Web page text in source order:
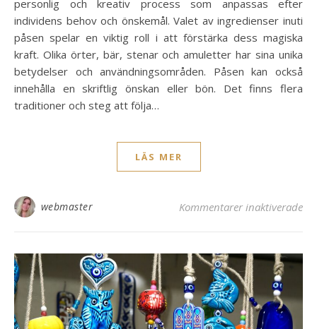
personlig och kreativ process som anpassas efter
individens behov och önskemål. Valet av ingredienser inuti
påsen spelar en viktig roll i att förstärka dess magiska
kraft. Olika örter, bär, stenar och amuletter har sina unika
betydelser och användningsområden. Påsen kan också
innehålla en skriftlig önskan eller bön. Det finns flera
traditioner och steg att följa…
LÄS MER
webmaster Kommentarer inaktiveradeför